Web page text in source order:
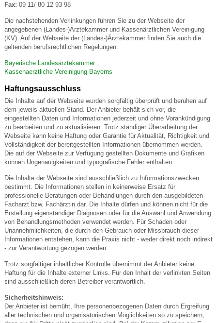
Fax: 09 11/ 80 12 93 98
Die nachstehenden Verlinkungen führen Sie zu der Webseite der
angegebenen (Landes-)Ärztekammer und Kassenärztlichen Vereinigung
(KV). Auf der Webseite der (Landes-)Ärztekammer finden Sie auch die
geltenden berufsrechtlichen Regelungen.
Bayerische Landesärztekammer
Kassenaerztliche Vereinigung Bayerns
Haftungsausschluss
Die Inhalte auf der Webseite wurden sorgfältig überprüft und beruhen auf
dem jeweils aktuellen Stand. Der Anbieter behält sich vor, die
eingestellten Daten und Informationen jederzeit und ohne Vorankündigung
zu bearbeiten und zu aktualisieren. Trotz ständiger Überarbeitung der
Webseite kann keine Haftung oder Garantie für Aktualität, Richtigkeit und
Vollständigkeit der bereitgestellten Informationen übernommen werden.
Die auf der Webseite zur Verfügung gestellten Dokumente und Grafiken
können Ungenauigkeiten und typografische Fehler enthalten.
Die Inhalte der Webseite sind ausschließlich zu Informationszwecken
bestimmt. Die Informationen stellen in keinerweise Ersatz für
professionelle Beratungen oder Behandlungen durch den ausgebildeten
Facharzt bzw. Fachärztin dar. Die Inhalte dürfen und können nicht für die
Erstellung eigenständiger Diagnosen oder für die Auswahl und Anwendung
von Behandlungsmethoden verwendet werden. Für Schäden oder
Unannehmlichkeiten, die durch den Gebrauch oder Missbrauch dieser
Informationen entstehen, kann die Praxis nicht - weder direkt noch indirekt
- zur Verantwortung gezogen werden.
Trotz sorgfältiger inhaltlicher Kontrolle übernimmt der Anbieter keine
Haftung für die Inhalte externer Links. Für den Inhalt der verlinkten Seiten
sind ausschließlich deren Betreiber verantwortlich.
Sicherheitshinweis:
Der Anbieter ist bemüht, Ihre personenbezogenen Daten durch Ergreifung
aller technischen und organisatorischen Möglichkeiten so zu speichern,